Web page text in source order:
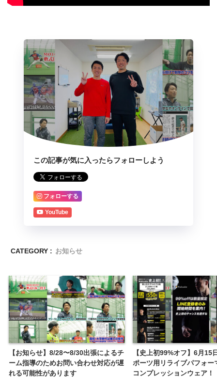
この記事が気に入ったらフォローしよう
フォローする
YouTube
CATEGORY : お知らせ
【お知らせ】8/28〜8/30出張によるチ
ーム指導のためお問い合わせ対応が遅
れる可能性があります
【史上初99%オフ】6月15
ポーツ用リライブパフォー
コンプレッションウェア！